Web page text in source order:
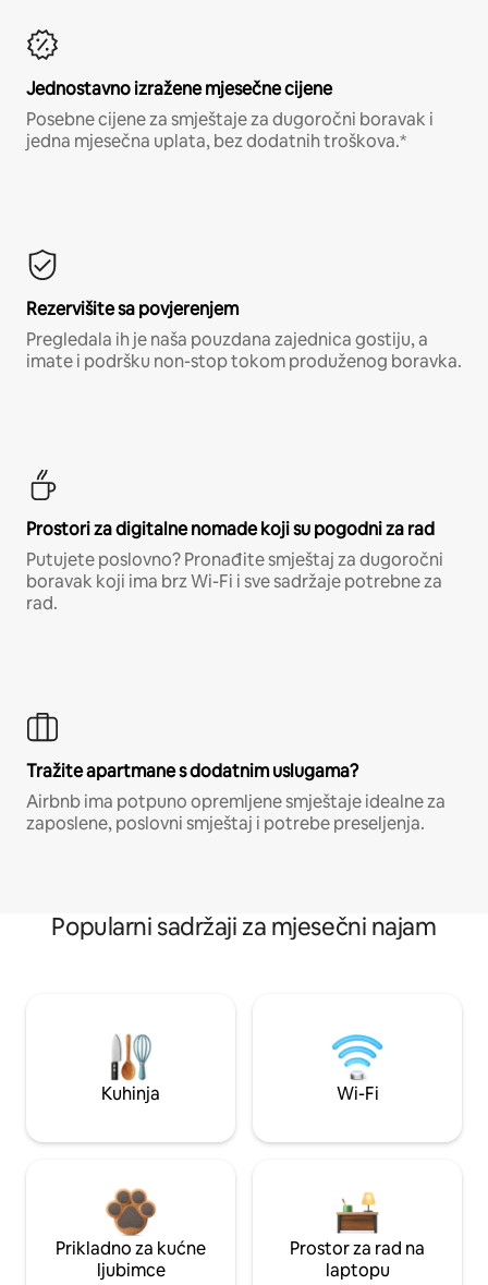
Jednostavno izražene mjesečne cijene
Posebne cijene za smještaje za dugoročni boravak i
jedna mjesečna uplata, bez dodatnih troškova.*
Rezervišite sa povjerenjem
Pregledala ih je naša pouzdana zajednica gostiju, a
imate i podršku non-stop tokom produženog boravka.
Prostori za digitalne nomade koji su pogodni za rad
Putujete poslovno? Pronađite smještaj za dugoročni
boravak koji ima brz Wi-Fi i sve sadržaje potrebne za
rad.
Tražite apartmane s dodatnim uslugama?
Airbnb ima potpuno opremljene smještaje idealne za
zaposlene, poslovni smještaj i potrebe preseljenja.
Popularni sadržaji za mjesečni najam
Kuhinja Wi-Fi
Prikladno za kućne
ljubimce
Prostor za rad na
laptopu